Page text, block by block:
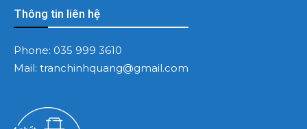
Thông tin liên hệ
Phone: 035 999 3610
Mail: tranchinhquang@gmail.com